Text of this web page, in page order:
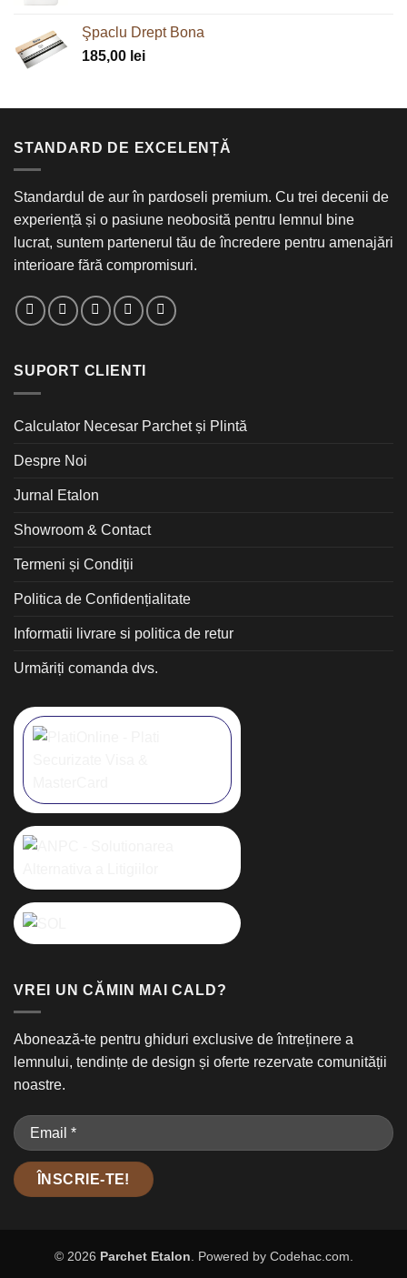
fost:
Şpaclu Drept Bona
185,00 lei
STANDARD DE EXCELENȚĂ
Standardul de aur în pardoseli premium. Cu trei decenii de
experiență și o pasiune neobosită pentru lemnul bine
lucrat, suntem partenerul tău de încredere pentru amenajări
interioare fără compromisuri.
SUPORT CLIENTI
Calculator Necesar Parchet și Plintă
Despre Noi
Jurnal Etalon
Showroom & Contact
Termeni și Condiții
Politica de Confidențialitate
Informatii livrare si politica de retur
Urmăriți comanda dvs.
VREI UN CĂMIN MAI CALD?
Abonează-te pentru ghiduri exclusive de întreținere a
lemnului, tendințe de design și oferte rezervate comunității
noastre.
© 2026 Parchet Etalon . Powered by Codehac.com